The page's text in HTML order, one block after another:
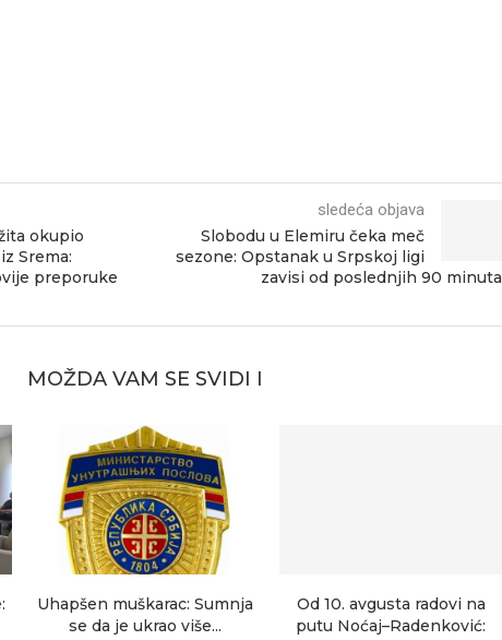
okupio
Srema:
preporuke
sledeća objava
Slobodu u Elemiru čeka meč
sezone: Opstanak u Srpskoj ligi
zavisi od poslednjih 90 minuta
MOŽDA VAM SE SVIDI I
Uhapšen muškarac: Sumnja
se da je ukrao više...
Od 10. avgusta radovi na
putu Noćaj–Radenković: